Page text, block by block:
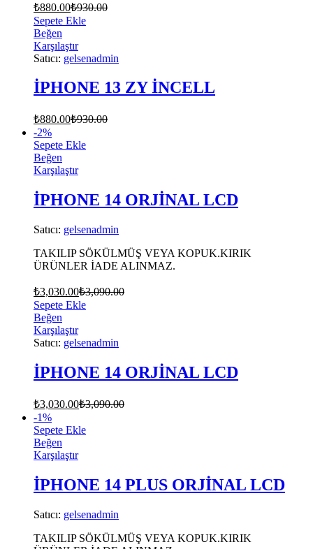
₺880.00₺930.00
Sepete Ekle
Beğen
Karşılaştır
Satıcı: gelsenadmin
İPHONE 13 ZY İNCELL
₺880.00₺930.00
-2%
Sepete Ekle
Beğen
Karşılaştır
İPHONE 14 ORJİNAL LCD
Satıcı: gelsenadmin
TAKILIP SÖKÜLMÜŞ VEYA KOPUK.KIRIK
ÜRÜNLER İADE ALINMAZ.
₺3,030.00₺3,090.00
Sepete Ekle
Beğen
Karşılaştır
Satıcı: gelsenadmin
İPHONE 14 ORJİNAL LCD
₺3,030.00₺3,090.00
-1%
Sepete Ekle
Beğen
Karşılaştır
İPHONE 14 PLUS ORJİNAL LCD
Satıcı: gelsenadmin
TAKILIP SÖKÜLMÜŞ VEYA KOPUK.KIRIK